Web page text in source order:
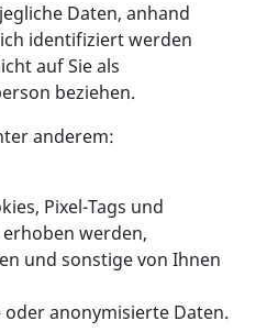
Daten, anhand
identifiziert werden
auf Sie als
beziehen.
anderem:
Pixel-Tags und
werden,
und sonstige von Ihnen
anonymisierte Daten.